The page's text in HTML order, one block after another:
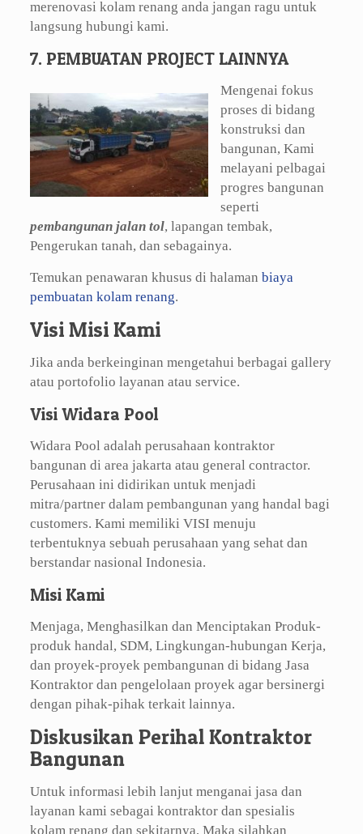
merenovasi kolam renang anda jangan ragu untuk
langsung hubungi kami.
7. PEMBUATAN PROJECT LAINNYA
Mengenai fokus
proses di bidang
konstruksi dan
bangunan, Kami
melayani pelbagai
progres bangunan
seperti
pembangunan jalan tol, lapangan tembak,
Pengerukan tanah, dan sebagainya.
Temukan penawaran khusus di halaman biaya
pembuatan kolam renang.
Visi Misi Kami
Jika anda berkeinginan mengetahui berbagai gallery
atau portofolio layanan atau service.
Visi Widara Pool
Widara Pool adalah perusahaan kontraktor
bangunan di area jakarta atau general contractor.
Perusahaan ini didirikan untuk menjadi
mitra/partner dalam pembangunan yang handal bagi
customers. Kami memiliki VISI menuju
terbentuknya sebuah perusahaan yang sehat dan
berstandar nasional Indonesia.
Misi Kami
Menjaga, Menghasilkan dan Menciptakan Produk-
produk handal, SDM, Lingkungan-hubungan Kerja,
dan proyek-proyek pembangunan di bidang Jasa
Kontraktor dan pengelolaan proyek agar bersinergi
dengan pihak-pihak terkait lainnya.
Diskusikan Perihal Kontraktor
Bangunan
Untuk informasi lebih lanjut menganai jasa dan
layanan kami sebagai kontraktor dan spesialis
kolam renang dan sekitarnya, Maka silahkan